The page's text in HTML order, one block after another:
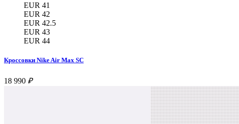
EUR 41
EUR 42
EUR 42.5
EUR 43
EUR 44
Кроссовки Nike Air Max SC
18 990 ₽